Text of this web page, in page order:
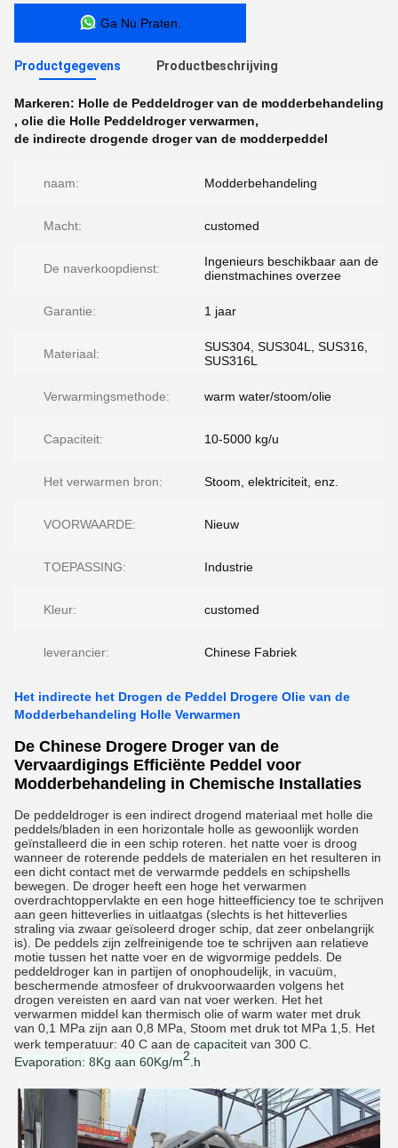
Ga Nu Praten.
Productgegevens Productbeschrijving
Markeren: Holle de Peddeldroger van de modderbehandeling
, olie die Holle Peddeldroger verwarmen,
de indirecte drogende droger van de modderpeddel
naam: Modderbehandeling
Macht: customed
De naverkoopdienst:
Ingenieurs beschikbaar aan de
dienstmachines overzee
Garantie: 1 jaar
Materiaal:
SUS304, SUS304L, SUS316,
SUS316L
Verwarmingsmethode: warm water/stoom/olie
Capaciteit: 10-5000 kg/u
Het verwarmen bron: Stoom, elektriciteit, enz.
VOORWAARDE: Nieuw
TOEPASSING: Industrie
Kleur: customed
leverancier: Chinese Fabriek
Het indirecte het Drogen de Peddel Drogere Olie van de
Modderbehandeling Holle Verwarmen
De Chinese Drogere Droger van de
Vervaardigings Efficiënte Peddel voor
Modderbehandeling in Chemische Installaties
De peddeldroger is een indirect drogend materiaal met holle die
peddels/bladen in een horizontale holle as gewoonlijk worden
geïnstalleerd die in een schip roteren. het natte voer is droog
wanneer de roterende peddels de materialen en het resulteren in
een dicht contact met de verwarmde peddels en schipshells
bewegen. De droger heeft een hoge het verwarmen
overdrachtoppervlakte en een hoge hitteefficiency toe te schrijven
aan geen hitteverlies in uitlaatgas (slechts is het hitteverlies
straling via zwaar geïsoleerd droger schip, dat zeer onbelangrijk
is). De peddels zijn zelfreinigende toe te schrijven aan relatieve
motie tussen het natte voer en de wigvormige peddels. De
peddeldroger kan in partijen of onophoudelijk, in vacuüm,
beschermende atmosfeer of drukvoorwaarden volgens het
drogen vereisten en aard van nat voer werken. Het het
verwarmen middel kan thermisch olie of warm water met druk
van 0,1 MPa zijn aan 0,8 MPa, Stoom met druk tot MPa 1,5. Het
werk temperatuur: 40 C aan de capaciteit van 300 C.
Evaporation: 8Kg aan 60Kg/m2 .h